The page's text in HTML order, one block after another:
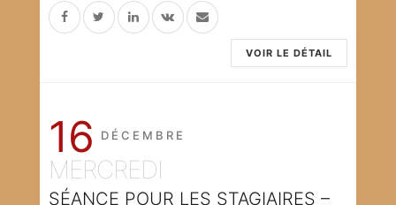
VOIR LE DÉTAIL
16 DÉCEMBRE
MERCREDI
SÉANCE POUR LES STAGIAIRES –